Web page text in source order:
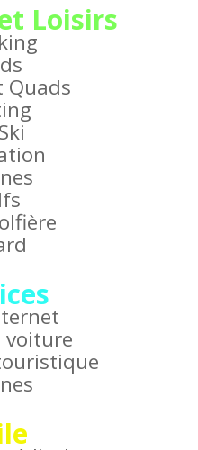
Loisirs
Quads
voiture